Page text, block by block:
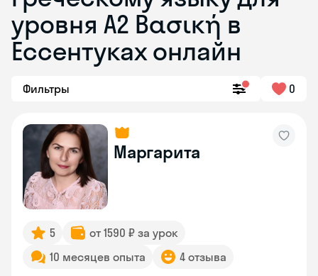
уровня Α2 Βασική в
Ессентуках онлайн
Фильтры 0
Маргарита
5
от 1590 ₽ за урок
10 месяцев опыта
4 отзыва
Skyeng Chat
online